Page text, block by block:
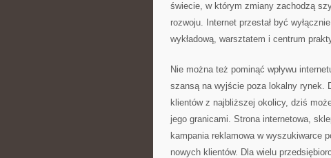
świecie, w którym zmiany zachodzą
rozwoju. Internet przestał być
wykładową, warsztatem i centrum
Nie można też pominąć wpływu
szansą na wyjście poza lokalny rynek.
klientów z najbliższej okolicy, dziś
jego granicami. Strona internetowa,
kampania reklamowa w wyszukiwarce
nowych klientów. Dla wielu